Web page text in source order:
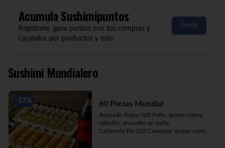
AcumulaSushimipuntos
Regístrate, gana puntos con tus compras y
canjealos por productos y más
Únete
Sushimi Mundialero
-27% 60 Piezas Mundial
Avocado Katsu (10) Pollo, queso crema,
cebollín, envuelto en palta.
California Ebi (10) Camarón, queso crema,